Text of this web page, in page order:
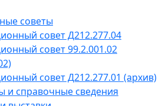
советы
совет Д212.277.04
совет 99.2.001.02
совет Д212.277.01 (архив)
и справочные сведения